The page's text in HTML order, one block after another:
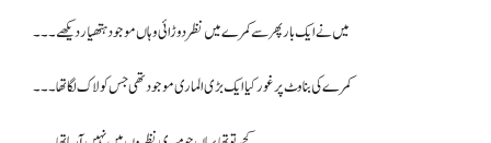
میں نے ایک بار پھر سے کمرے میں نظر دوڑائی وہاں موجود ہتھیار دیکھے ۔۔۔
کمرے کی بناوٹ پر غور کیا ایک بڑی الماری موجود تھی جس کو لاک لگا تھا ۔۔۔